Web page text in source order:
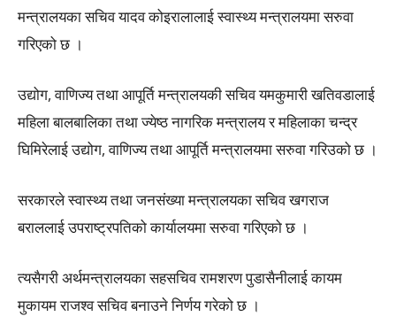
मन्त्रालयका सचिव यादव कोइरालालाई स्वास्थ्य मन्त्रालयमा सरुवा
गरिएको छ ।
उद्योग, वाणिज्य तथा आपूर्ति मन्त्रालयकी सचिव यमकुमारी खतिवडालाई
महिला बालबालिका तथा ज्येष्ठ नागरिक मन्त्रालय र महिलाका चन्द्र
घिमिरेलाई उद्योग, वाणिज्य तथा आपूर्ति मन्त्रालयमा सरुवा गरिउको छ ।
सरकारले स्वास्थ्य तथा जनसंख्या मन्त्रालयका सचिव खगराज
बराललाई उपराष्ट्रपतिको कार्यालयमा सरुवा गरिएको छ ।
त्यसैगरी अर्थमन्त्रालयका सहसचिव रामशरण पुडासैनीलाई कायम
मुकायम राजश्व सचिव बनाउने निर्णय गरेको छ ।